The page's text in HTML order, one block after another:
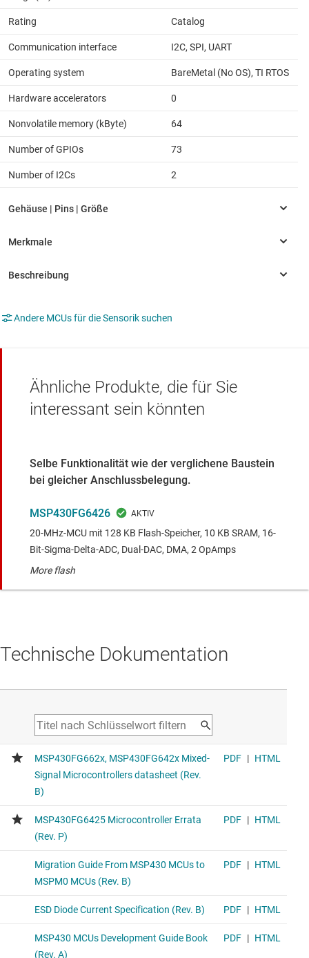
Rating Catalog
Communication interface I2C, SPI, UART
Operating system BareMetal (No OS), TI RTOS
Hardware accelerators 0
Nonvolatile memory (kByte) 64
Number of GPIOs 73
Number of I2Cs 2
Andere MCUs für die Sensorik suchen
Ähnliche Produkte, die für Sie
interessant sein könnten
Selbe Funktionalität wie der verglichene Baustein
bei gleicher Anschlussbelegung.
MSP430FG6426
20-MHz-MCU mit 128 KB Flash-Speicher, 10 KB SRAM, 16-
Bit-Sigma-Delta-ADC, Dual-DAC, DMA, 2 OpAmps
More flash
Technische Dokumentation